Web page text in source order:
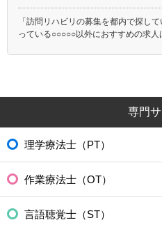
「訪問リハビリの募集を都内で探し
っている○○○○○以外におすすめの求人
専門サ
理学療法士（PT）
作業療法士（OT）
言語聴覚士（ST）